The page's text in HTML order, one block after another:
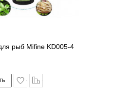
рыб Mifine KD005-4
в закладки